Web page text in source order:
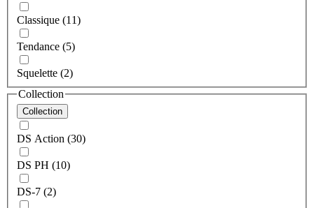
Classique (11)
Tendance (5)
Squelette (2)
Collection
Collection
DS Action (30)
DS PH (10)
DS-7 (2)